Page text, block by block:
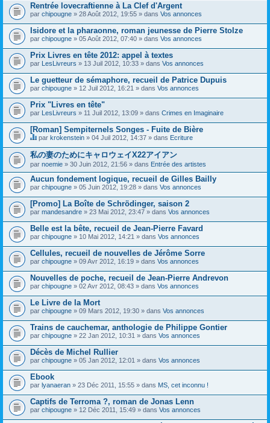
Rentrée lovecraftienne à La Clef d'Argent
par chipougne » 28 Août 2012, 19:55 » dans Vos annonces
Isidore et la pharaonne, roman jeunesse de Pierre Stolze
par chipougne » 05 Août 2012, 07:40 » dans Vos annonces
Prix Livres en tête 2012: appel à textes
par LesLivreurs » 13 Juil 2012, 10:33 » dans Vos annonces
Le guetteur de sémaphore, recueil de Patrice Dupuis
par chipougne » 12 Juil 2012, 16:21 » dans Vos annonces
Prix "Livres en tête"
par LesLivreurs » 11 Juil 2012, 13:09 » dans Crimes en Imaginaire
[Roman] Sempiternels Songes - Fuite de Bière
C
e
s
u
j
e
t
o
n
t
i
e
n
t
u
n
o
n
d
a
g
e
par krokenstein » 04 Juil 2012, 14:37 » dans Ecriture
私の妻のためにキャロウェイX22アイアン
par noemie » 30 Juin 2012, 21:56 » dans Entrée des artistes
Aucun fondement logique, recueil de Gilles Bailly
par chipougne » 05 Juin 2012, 19:28 » dans Vos annonces
[Promo] La Boîte de Schrödinger, saison 2
par mandesandre » 23 Mai 2012, 23:47 » dans Vos annonces
Belle est la bête, recueil de Jean-Pierre Favard
par chipougne » 10 Mai 2012, 14:21 » dans Vos annonces
Cellules, recueil de nouvelles de Jérôme Sorre
par chipougne » 09 Avr 2012, 16:19 » dans Vos annonces
Nouvelles de poche, recueil de Jean-Pierre Andrevon
par chipougne » 02 Avr 2012, 08:43 » dans Vos annonces
Le Livre de la Mort
par chipougne » 09 Mars 2012, 19:30 » dans Vos annonces
Trains de cauchemar, anthologie de Philippe Gontier
par chipougne » 22 Jan 2012, 10:31 » dans Vos annonces
Décès de Michel Rullier
par chipougne » 05 Jan 2012, 12:01 » dans Vos annonces
Ebook
par lyanaeran » 23 Déc 2011, 15:55 » dans MS, cet inconnu !
Captifs de Terroma ?, roman de Jonas Lenn
par chipougne » 12 Déc 2011, 15:49 » dans Vos annonces